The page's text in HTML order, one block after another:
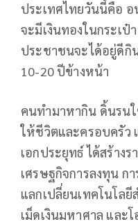
ประเทศไทยวันนี้คือ
จะมีเงินทองในกระเ
ประชาชนจะได้อยู่ดีกิ
10-20 ปีข้างหน้า
คนทำมาหากิน ดิ้นรนใ
ให้ชีวิตและครอบครัว
เอกประยุทธ์ ได้สร้างร
เศรษฐกิจการลงทุน กา
แลกเปลี่ยนเทคโนโล
เม็ดเงินมหาศาล และ